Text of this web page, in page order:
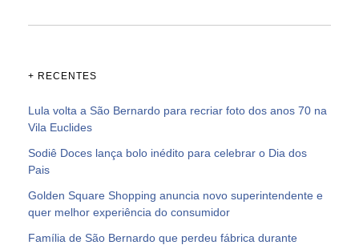
+ RECENTES
Lula volta a São Bernardo para recriar foto dos anos 70 na
Vila Euclides
Sodiê Doces lança bolo inédito para celebrar o Dia dos
Pais
Golden Square Shopping anuncia novo superintendente e
quer melhor experiência do consumidor
Família de São Bernardo que perdeu fábrica durante